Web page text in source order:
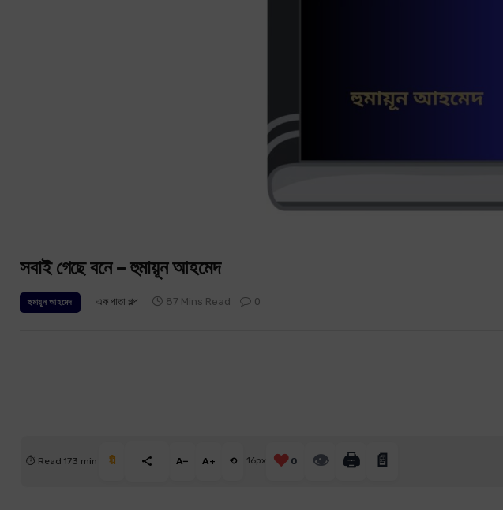
সবাই গেছে বনে – হুমায়ূন আহমেদ
হুমায়ূন আহমেদ এক পাতা গল্প 87 Mins Read 0
⏱ Read 173 min 🔖 A− A+ ⟲ 16px ❤️ 0 👁 🖨️ 📄